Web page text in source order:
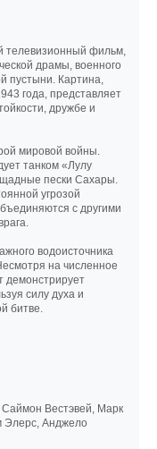
телевизионный фильм,
драмы, военного
пустыни. Картина,
года, представляет
дружбе и
мировой войны.
танком «Лулу
пески Сахары.
угрозой
с другими
водоисточника
на численное
демонстрирует
силу духа и
битве.
Вестэвей, Марк
Элерс, Анджело